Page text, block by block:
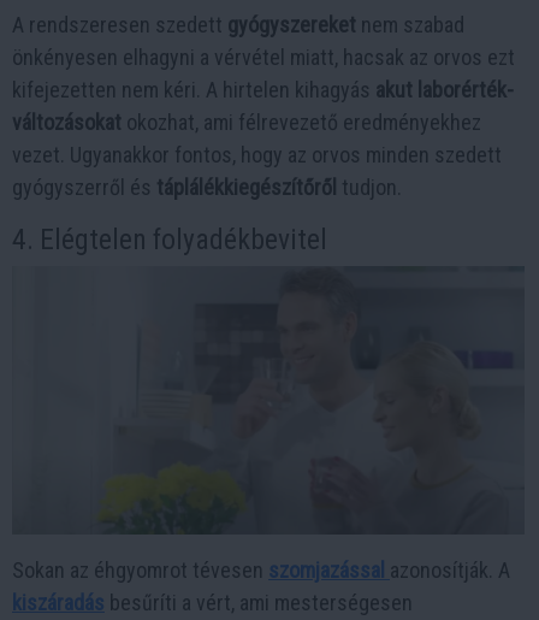
A rendszeresen szedett gyógyszereket nem szabad
önkényesen elhagyni a vérvétel miatt, hacsak az orvos ezt
kifejezetten nem kéri. A hirtelen kihagyás akut laborérték-
változásokat okozhat, ami félrevezető eredményekhez
vezet. Ugyanakkor fontos, hogy az orvos minden szedett
gyógyszerről és táplálékkiegészítőről tudjon.
4. Elégtelen folyadékbevitel
Sokan az éhgyomrot tévesen szomjazással azonosítják. A
kiszáradás besűríti a vért, ami mesterségesen